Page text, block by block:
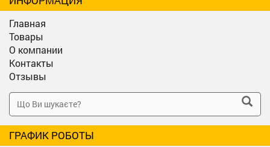
Главная
Товары
О компании
Контакты
Отзывы
ГРАФИК РОБОТЫ